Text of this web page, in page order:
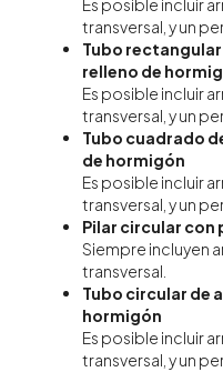
Es posible incluir
transversal, y un
Tubo
relleno de
Es posible incluir
transversal, y un
Tubo cuadrado
de hormigón
Es posible incluir
transversal, y un
Pilar circular con
Siempre incluyen
transversal.
Tubo circular de
hormigón
Es posible incluir
transversal, y un